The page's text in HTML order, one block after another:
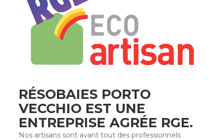
RÉSOBAIES PORTO
VECCHIO EST UNE
ENTREPRISE AGRÉE RGE.
Nos artisans sont avant tout des professionnels